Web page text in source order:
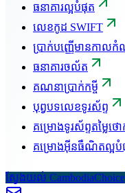
ធនាគារល្អបំផុត
លេខកូដ SWIFT
ប្រាក់បញ្ញើមានកាល
ធនាគារចល័ត
គណនាប្រាក់កម្ចី
បុព្វបទលេខទូរស័ព្ទ
គម្រោងទូរស័ព្ទតម្លៃថោ
គម្រោងអ៊ីនធឺណិតល្អបំ
ស្វែងយល់ CambodiaChoice